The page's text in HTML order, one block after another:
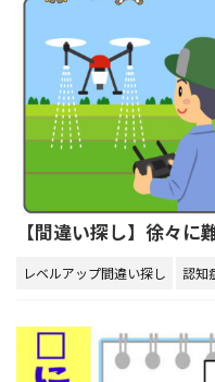
【間違い探し】徐々
レベルアップ間違い探し 認知